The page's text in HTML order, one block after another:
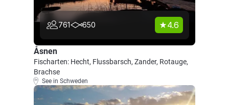
761 650 4.6
Åsnen
Fischarten: Hecht, Flussbarsch, Zander, Rotauge,
Brachse
See in Schweden